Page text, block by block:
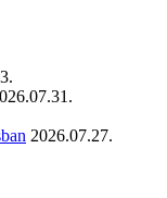
2026.07.27.